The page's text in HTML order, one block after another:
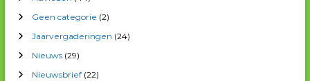
a
c
h
i
Geen categorie (2)
Jaarvergaderingen (24)
Nieuws (29)
Nieuwsbrief(22)